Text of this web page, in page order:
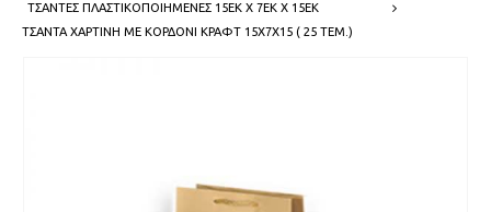
ΤΣΑΝΤΕΣ ΠΛΑΣΤΙΚΟΠΟΙΗΜΕΝΕΣ 15ΕΚ Χ 7ΕΚ Χ 15ΕΚ
ΤΣΆΝΤΑ ΧΆΡΤΙΝΗ ΜΕ ΚΟΡΔΌΝΙ ΚΡΆΦΤ 15X7X15 ( 25 ΤΕΜ.)